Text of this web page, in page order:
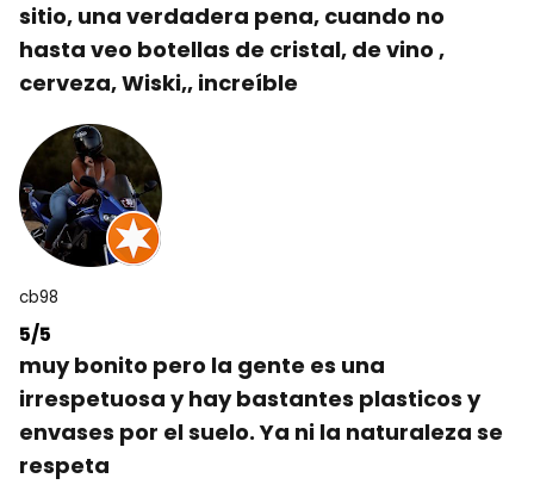
sitio, una verdadera pena, cuando no
hasta veo botellas de cristal, de vino ,
cerveza, Wiski,, increíble
cb98
5/5
muy bonito pero la gente es una
irrespetuosa y hay bastantes plasticos y
envases por el suelo. Ya ni la naturaleza se
respeta